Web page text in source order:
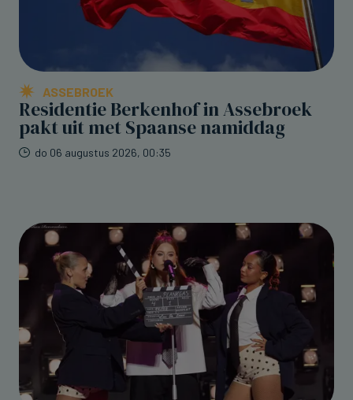
ASSEBROEK
Residentie Berkenhof in Assebroek
pakt uit met Spaanse namiddag
do 06 augustus 2026, 00:35